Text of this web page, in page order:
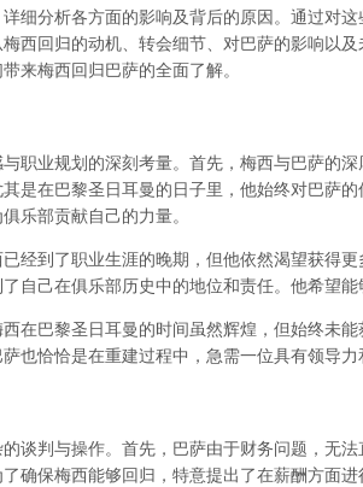
细分析各方面的影响及背后的原因。通过对
西回归的动机、转会细节、对巴萨的影响以
来梅西回归巴萨的全面了解。
职业规划的深刻考量。首先，梅西与巴萨的
是在巴黎圣日耳曼的日子里，他始终对巴萨
乐部贡献自己的力量。
经到了职业生涯的晚期，但他依然渴望获得
自己在俱乐部历史中的地位和责任。他希望能
在巴黎圣日耳曼的时间虽然辉煌，但始终未
也恰恰是在重建过程中，急需一位具有领导力
谈判与操作。首先，巴萨由于财务问题，无
确保梅西能够回归，特意提出了在薪酬方面